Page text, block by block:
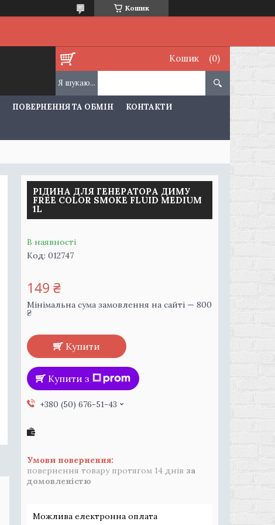
Кошик
Кошик
ПОВЕРНЕННЯ ТА ОБМІН КОНТАКТИ
РІДИНА ДЛЯ ГЕНЕРАТОРА ДИМУ
FREE COLOR SMOKE FLUID MEDIUM
1L
В наявності
Код: 012747
149 ₴
Мінімальна сума замовлення на сайті — 800
₴
Купити
Купити з
+380 (50) 676-51-43
повернення товару протягом 14 днів за
домовленістю